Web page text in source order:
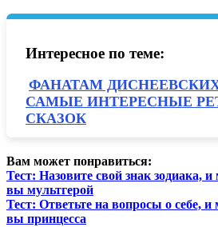
Интересное по теме:
ФАНАТАМ
САМЫЕ ИНТЕРЕСНЫЕ
СКАЗОК
Вам может понравиться:
Тест: Назовите свой знак зодиака,
вы мультгерой
Тест: Ответьте на вопросы о себе,
вы принцесса